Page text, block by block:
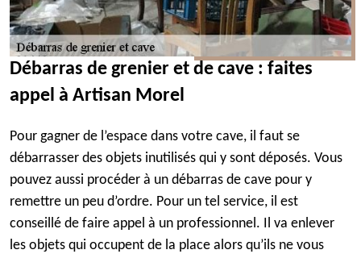
Débarras de grenier et de cave : faites
appel à Artisan Morel
Pour gagner de l’espace dans votre cave, il faut se
débarrasser des objets inutilisés qui y sont déposés. Vous
pouvez aussi procéder à un débarras de cave pour y
remettre un peu d’ordre. Pour un tel service, il est
conseillé de faire appel à un professionnel. Il va enlever
les objets qui occupent de la place alors qu’ils ne vous